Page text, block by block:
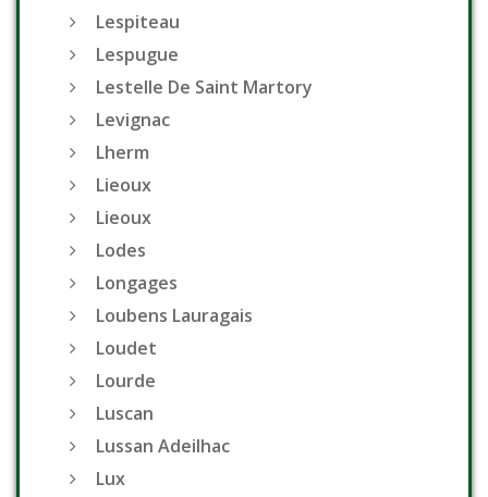
Lespiteau
Lespugue
Lestelle De Saint Martory
Levignac
Lherm
Lieoux
Lieoux
Lodes
Longages
Loubens Lauragais
Loudet
Lourde
Luscan
Lussan Adeilhac
Lux